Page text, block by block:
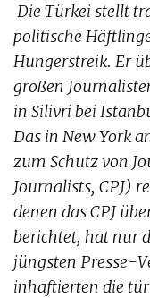
Die Türkei stellt
politische
Hungerstreik. Er
großen
in Silivri bei
Das in New York
zum Schutz von
Journalists, CPJ)
denen das CPJ
berichtet, hat nur
jüngsten Presse-
inhaftierten die